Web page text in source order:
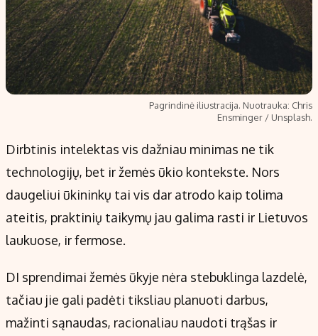
Pagrindinė iliustracija. Nuotrauka: Chris
Ensminger / Unsplash.
Dirbtinis intelektas vis dažniau minimas ne tik
technologijų, bet ir žemės ūkio kontekste. Nors
daugeliui ūkininkų tai vis dar atrodo kaip tolima
ateitis, praktinių taikymų jau galima rasti ir Lietuvos
laukuose, ir fermose.
DI sprendimai žemės ūkyje nėra stebuklinga lazdelė,
tačiau jie gali padėti tiksliau planuoti darbus,
mažinti sąnaudas, racionaliau naudoti trąšas ir